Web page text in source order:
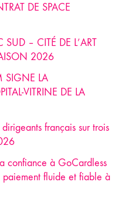
DE SPACE
– CITÉ DE L’ART
2026
SIGNE LA
VITRINE DE LA
français sur trois
confiance à GoCardless
fluide et fiable à